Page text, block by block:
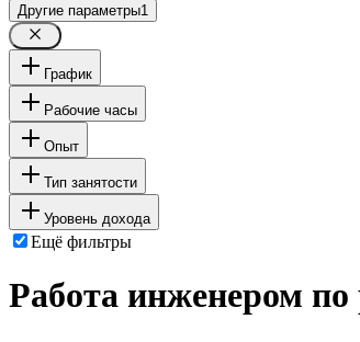
Другие параметры1
График
Рабочие часы
Опыт
Тип занятости
Уровень дохода
Ещё фильтры
Работа инженером